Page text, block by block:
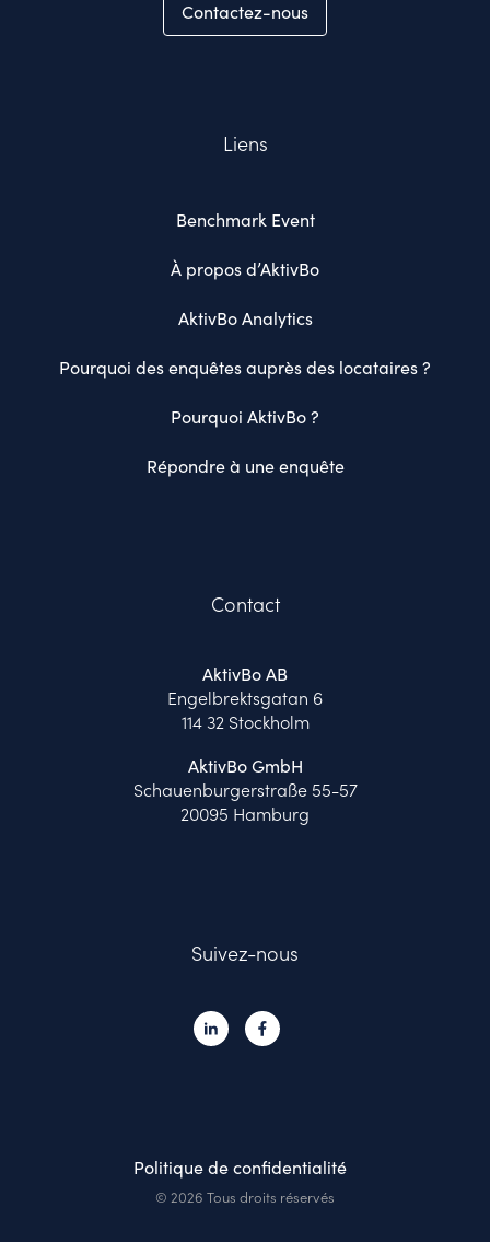
Contactez-nous
Liens
Benchmark Event
À propos d’AktivBo
AktivBo Analytics
Pourquoi des enquêtes auprès des locataires ?
Pourquoi AktivBo ?
Répondre à une enquête
Contact
AktivBo AB
Engelbrektsgatan 6
114 32 Stockholm
AktivBo GmbH
Schauenburgerstraße 55-57
20095 Hamburg
Suivez-nous
Politique de confidentialité
© 2026 Tous droits réservés